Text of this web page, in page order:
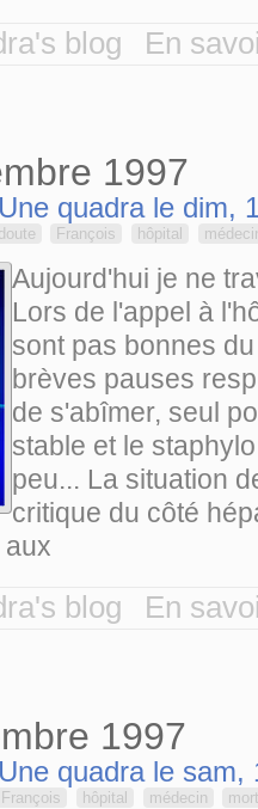
blog En
1997
quadra le dim,
doute François hôpital
Aujourd'hui je ne
Lors de l'appel à
sont pas bonnes
brèves pauses
de s'abîmer, seul
stable et le
peu... La situation
critique du côté
blog En
1997
quadra le sam,
François hôpital médecin